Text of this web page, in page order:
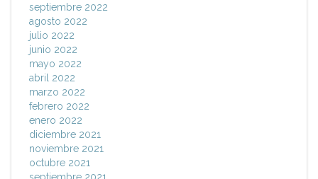
septiembre 2022
agosto 2022
julio 2022
junio 2022
mayo 2022
abril 2022
marzo 2022
febrero 2022
enero 2022
diciembre 2021
noviembre 2021
octubre 2021